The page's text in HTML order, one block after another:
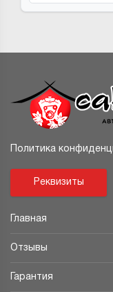
Политика
Реквизиты
Главная
Отзывы
Гарантия